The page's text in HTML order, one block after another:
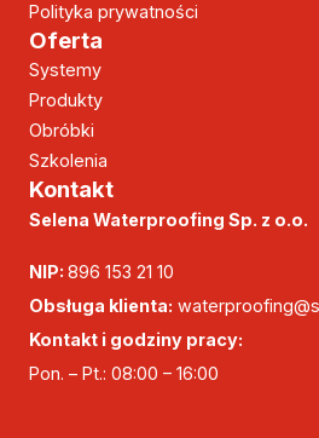
Polityka prywatności
Oferta
Systemy
Produkty
Obróbki
Szkolenia
Kontakt
Selena Waterproofing Sp. z o.o.
NIP: 896 153 21 10
Obsługa klienta:
Kontakt i godziny pracy:
Pon. – Pt.: 08:00 – 16:00